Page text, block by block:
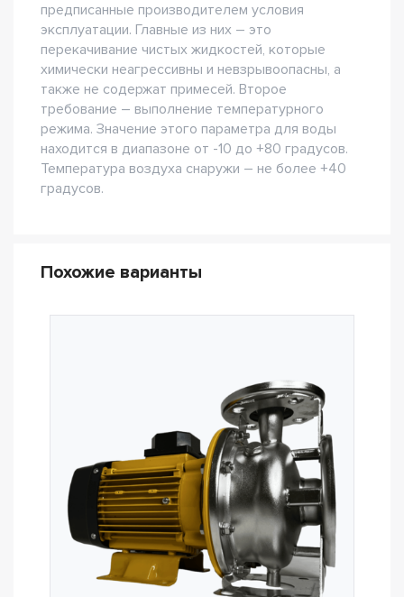
предписанные производителем условия
эксплуатации. Главные из них – это
перекачивание чистых жидкостей, которые
химически неагрессивны и невзрывоопасны, а
также не содержат примесей. Второе
требование – выполнение температурного
режима. Значение этого параметра для воды
находится в диапазоне от -10 до +80 градусов.
Температура воздуха снаружи – не более +40
градусов.
Похожие варианты